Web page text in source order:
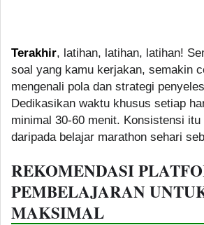
Terakhir, latihan, latihan, latihan!
soal yang kamu kerjakan, semakin
mengenali pola dan strategi
Dedikasikan waktu khusus setiap
minimal 30-60 menit. Konsistensi itu
daripada belajar marathon sehari
REKOMENDASI
PEMBELAJARAN
MAKSIMAL